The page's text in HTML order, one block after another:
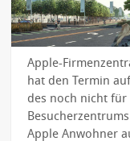
Apple-
hat den Termin
des noch nicht
Apple Anwohner